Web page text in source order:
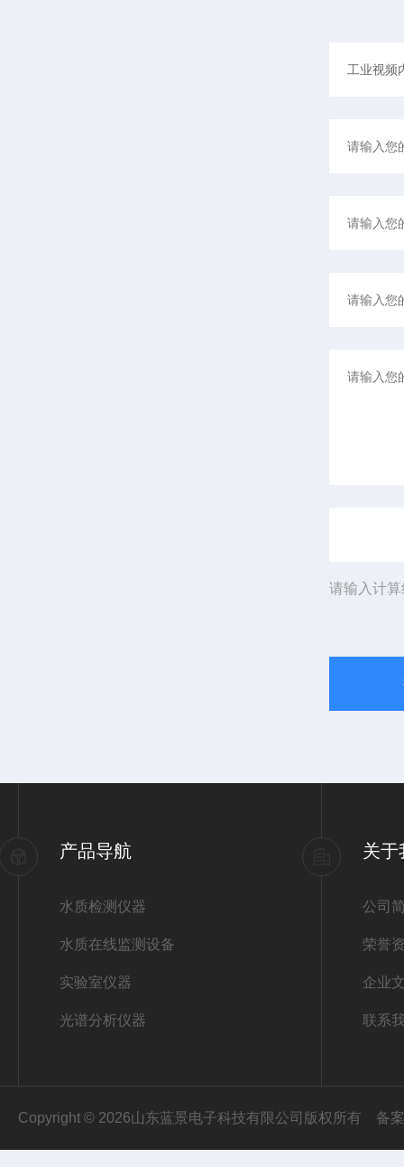
请输入计
产品导航
水质检测仪器
水质在线监测设备
实验室仪器
光谱分析仪器
关于
公司
荣誉
企业
联系
Copyright © 2026山东蓝景电子科技有限公司版权所有 备